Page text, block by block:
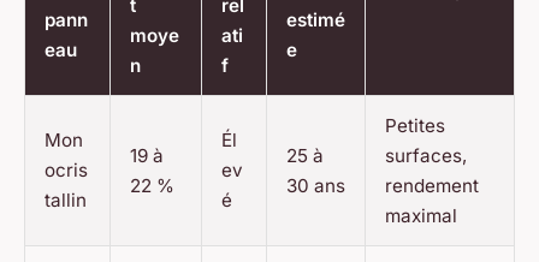
pann
eau
t
moye
n
rel
ati
f
estimé
e
Mon
ocris
tallin
19 à
22 %
Él
ev
é
25 à
30 ans
Petites
surfaces,
rendement
maximal